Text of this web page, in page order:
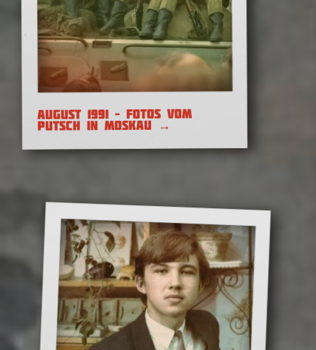
AUGUST 1991 – FOTOS VOM
PUTSCH IN MOSKAU →